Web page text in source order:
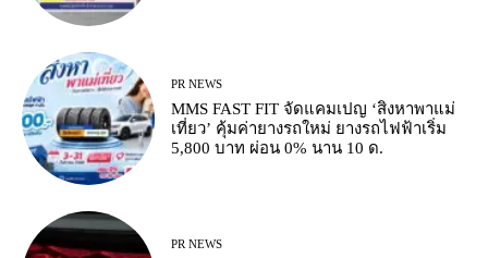
PR NEWS
MMS FAST FIT จัดแคมเปญ ‘สิงหาพาแม่
เที่ยว’ คุ้มค่ายางรถใหม่ ยางรถไฟฟ้าเริ่ม
5,800 บาท ผ่อน 0% นาน 10 ด.
PR NEWS